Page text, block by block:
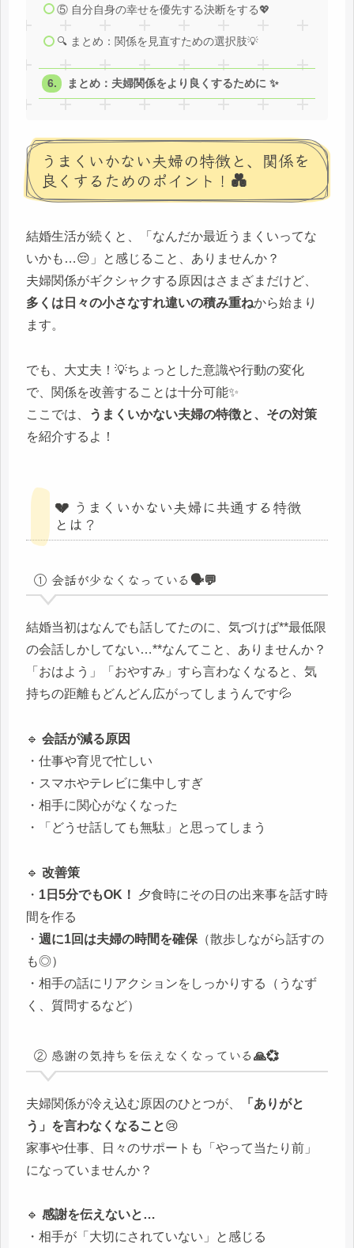
⑤ 自分自身の幸せを優先する決断をする💖
🔍 まとめ：関係を見直すための選択肢💡
まとめ：夫婦関係をより良くするために ✨
うまくいかない夫婦の特徴と、関係を
良くするためのポイント！💑
結婚生活が続くと、「なんだか最近うまくいってな
いかも…😔」と感じること、ありませんか？
夫婦関係がギクシャクする原因はさまざまだけど、
多くは日々の小さなすれ違いの積み重ねから始まり
ます。
でも、大丈夫！💡ちょっとした意識や行動の変化
で、関係を改善することは十分可能✨
ここでは、
うまくいかない夫婦の特徴と、その対策
を紹介するよ！
💔 うまくいかない夫婦に共通する特徴
とは？
① 会話が少なくなっている🗣️💬
結婚当初はなんでも話してたのに、気づけば**最低限
の会話しかしてない…**なんてこと、ありませんか？
「おはよう」「おやすみ」すら言わなくなると、気
持ちの距離もどんどん広がってしまうんです💦
🔹 会話が減る原因
・仕事や育児で忙しい
・スマホやテレビに集中しすぎ
・相手に関心がなくなった
・「どうせ話しても無駄」と思ってしまう
🔹 改善策
・ 1日5分でもOK！
夕食時にその日の出来事を話す時
間を作る
・ 週に1回は夫婦の時間を確保 （散歩しながら話すの
も◎）
・相手の話にリアクションをしっかりする（うなず
く、質問するなど）
② 感謝の気持ちを伝えなくなっている🙏💞
夫婦関係が冷え込む原因のひとつが、
「ありがと
う」を言わなくなること😢
家事や仕事、日々のサポートも「やって当たり前」
になっていませんか？
🔹 感謝を伝えないと…
・相手が「大切にされていない」と感じる